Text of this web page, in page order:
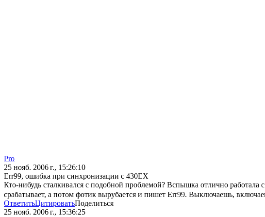
Pro
25 нояб. 2006 г., 15:26:10
Err99, ошибка при синхронизации с 430ЕХ
Кто-нибудь сталкивался с подобной проблемой? Вспышка отлично
срабатывает, а потом фотик вырубается и пишет Err99. Выключаешь,
ОтветитьЦитироватьПоделиться
25 нояб. 2006 г., 15:36:25